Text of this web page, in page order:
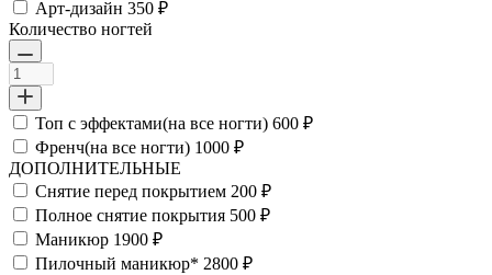
Арт-дизайн 350 ₽
Количество ногтей
Топ с эффектами(на все ногти) 600 ₽
Френч(на все ногти) 1000 ₽
ДОПОЛНИТЕЛЬНЫЕ
Снятие перед покрытием 200 ₽
Полное снятие покрытия 500 ₽
Маникюр 1900 ₽
Пилочный маникюр* 2800 ₽